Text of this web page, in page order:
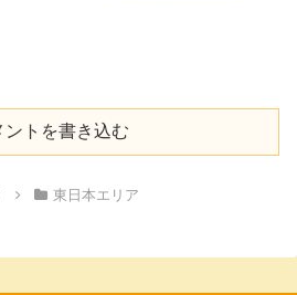
ントを書き込む
東日本エリア